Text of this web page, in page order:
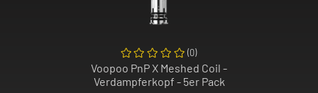
(0)
Voopoo PnP X Meshed Coil -
Verdampferkopf - 5er Pack